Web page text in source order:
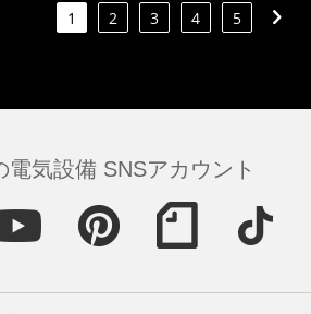
1 2 3 4 5
気設備 SNSアカウント